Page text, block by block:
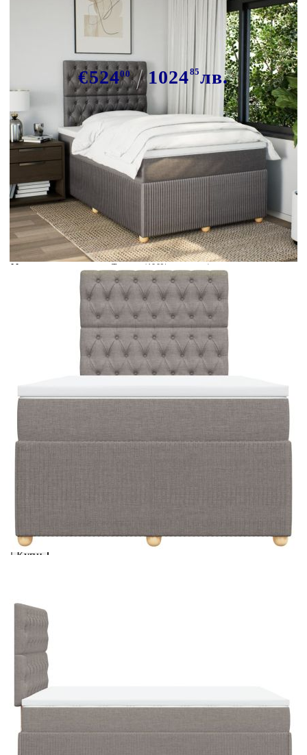
Боксспринг легло с матрак, таупе,
120x190 см, плат
€52400 102485лв.
В наличност: 10 бр.
Време за доставка: 5 до 9 дни
Безплатна доставка до адрес при плащане по банков път
Цвят:
Бял
Материал:
Текстил (100% полиестер)
120 x 190 x 5 см (Д x Ш x В)
8721102768880
Материал на пълнежа:
Пяна
Материал за пълнеж:
Покет пружини, пяна
Средна
Купи на изплащане
Credit calculator
Боксспринг легло с матрак, таупе, 120x190 см, плат
Please select credit institution
Extraction of information from credit institutions
Предоставената таблица е с информационна цел.
coșul de cumpărături unde veți putea selecta detaliile
cererii de creditare.
вноски на кредита.
Предоставената таблица е с информационна цел.
Добавете продукта в количката си с бутона "Добави в
количката" и при поръчка ще можете да изберете броя
вноски на кредита.
Предоставената таблица е с информационна цел.
Добавете продукта в количката си с бутона "Добави в
количката" и при поръчка ще можете да изберете броя
вноски на кредита.